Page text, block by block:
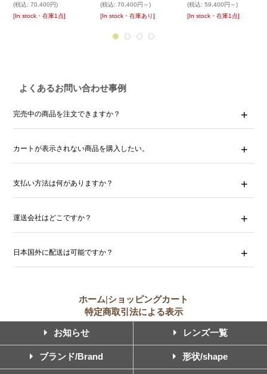
(税込: 70,400円)
[In stock・在庫1点]
(税込: 70,400円～)
[In stock・在庫あり]
(税込: 59,400円～)
[In stock・在庫1点]
よくあるお問い合わせ事例
完売中の商品を注文できますか？
カートが表示されない商品を購入したい。
支払い方法は何がありますか？
運送会社はどこですか？
日本国外に配送は可能ですか？
ホーム|ショッピングカート
特定商取引法による表示
お知らせ レンズ一覧
ブランド/Brand 形状/shape